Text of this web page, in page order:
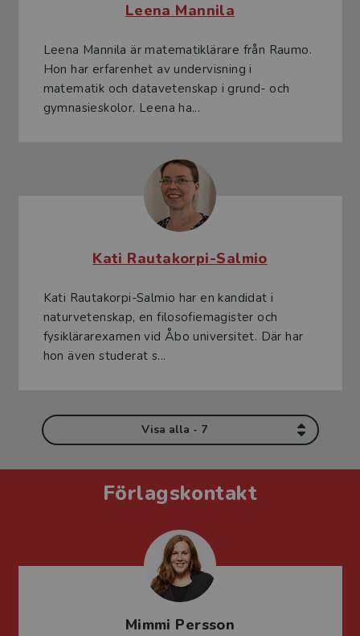
Leena Mannila
Leena Mannila är matematiklärare från Raumo.
Hon har erfarenhet av undervisning i
matematik och datavetenskap i grund- och
gymnasieskolor. Leena ha...
Kati Rautakorpi-Salmio
Kati Rautakorpi-Salmio har en kandidat i
naturvetenskap, en filosofiemagister och
fysiklärarexamen vid Åbo universitet. Där har
hon även studerat s...
Visa alla - 7
Förlagskontakt
Mimmi Persson